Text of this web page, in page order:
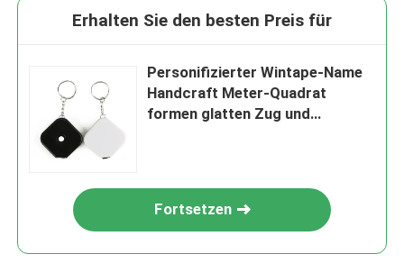
Erhalten Sie den besten Preis für
Personifizierter Wintape-Name
Handcraft Meter-Quadrat
formen glatten Zug und
Fortsetzen